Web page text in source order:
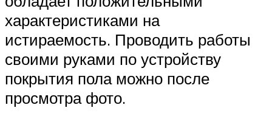
характеристиками на
истираемость. Проводить работы
своими руками по устройству
покрытия пола можно после
просмотра фото.